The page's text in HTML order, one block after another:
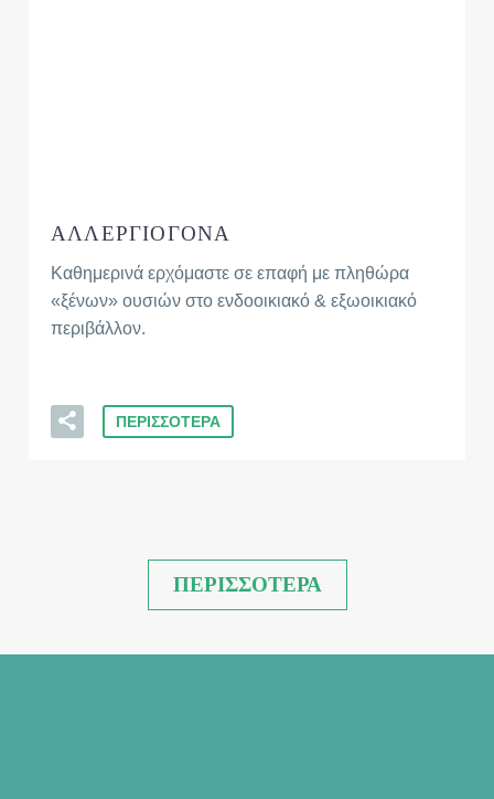
ΑΛΛΕΡΓΙΟΓΟΝΑ
Καθημερινά ερχόμαστε σε επαφή με πληθώρα
«ξένων» ουσιών στο ενδοοικιακό & εξωοικιακό
περιβάλλον.
ΠΕΡΙΣΣΟΤΕΡΑ
ΠΕΡΙΣΣΟΤΕΡΑ